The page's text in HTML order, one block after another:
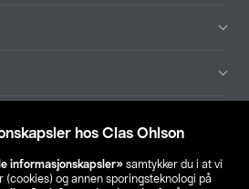
hos Clas Ohlson
informasjonskapsler» samtykker du i at vi
(cookies) og annen sporingsteknologi på